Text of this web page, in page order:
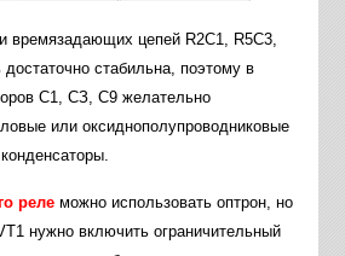
времязадающих цепей R2C1, R5C3,
стабильна, поэтому в
С1, СЗ, С9 желательно
или оксиднополупроводниковые
релеможно использовать оптрон, но
нужно включить ограничительный